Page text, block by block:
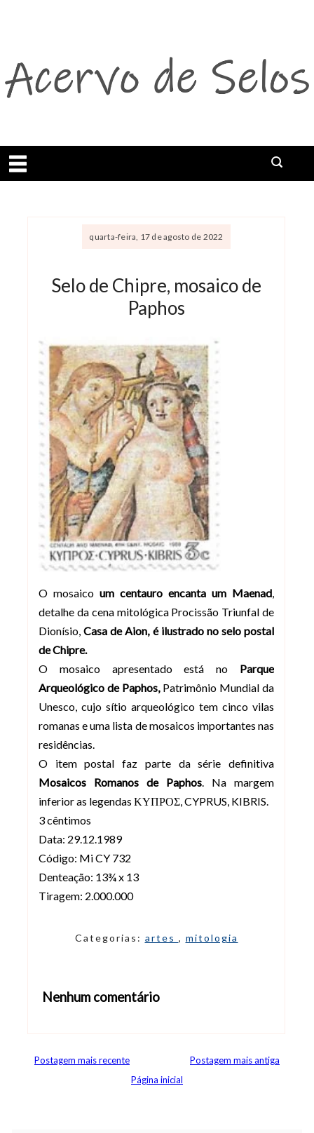
Abrir menu
quarta-feira, 17 de agosto de 2022
Selo de Chipre, mosaico de
Paphos
O mosaico um centauro encanta um Maenad,
detalhe da cena mitológica Procissão Triunfal de
Dionísio,Casa de Aion, é ilustrado no selo postal
de Chipre.
O mosaico apresentado está no Parque
Arqueológico de Paphos, Patrimônio Mundial da
Unesco, cujo sítio arqueológico tem cinco vilas
romanas e uma lista de mosaicos importantes nas
residências.
O item postal faz parte da série definitiva
Mosaicos Romanos de Paphos. Na margem
inferior as legendas ΚΥΠΡΟΣ, CYPRUS, KIBRIS.
3 cêntimos
Data: 29.12.1989
Código: Mi CY 732
Denteação: 13¾ x 13
Tiragem: 2.000.000
Categorias: artes , mitologia
Nenhum comentário
Postagem mais recente
Postagem mais antiga
Página inicial